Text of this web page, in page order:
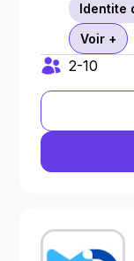
Identite
Voir +
2-10